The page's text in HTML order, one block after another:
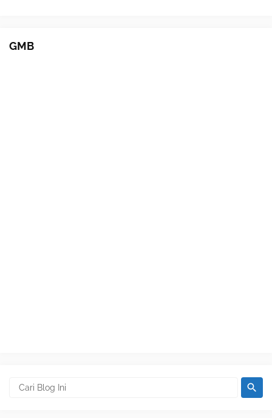
GMB